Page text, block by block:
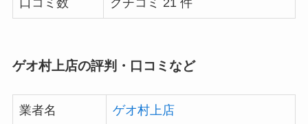
ゲオ村上店の評判・口コミなど
業者名 ゲオ村上店